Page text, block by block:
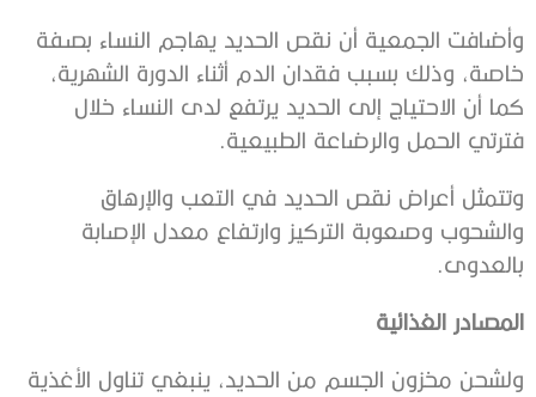
وأضافت الجمعية أن نقص الحديد يهاجم النساء بصفة
خاصة، وذلك بسبب فقدان الدم أثناء الدورة الشهرية،
كما أن الاحتياج إلى الحديد يرتفع لدى النساء خلال
فترتي الحمل والرضاعة الطبيعية.
وتتمثل أعراض نقص الحديد في التعب والإرهاق
والشحوب وصعوبة التركيز وارتفاع معدل الإصابة
بالعدوى.
المصادر الغذائية
ولشحن مخزون الجسم من الحديد، ينبغي تناول الأغذية